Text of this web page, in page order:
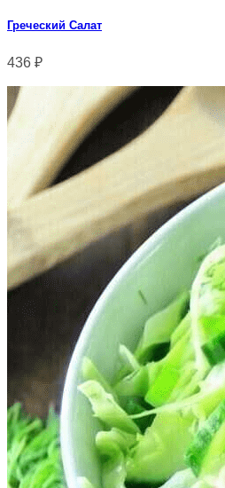
Греческий Салат
436 ₽